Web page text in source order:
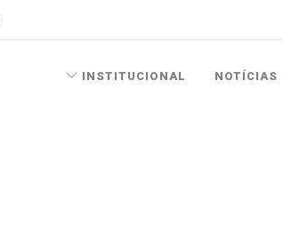
INSTITUCIONAL NOTÍCIAS